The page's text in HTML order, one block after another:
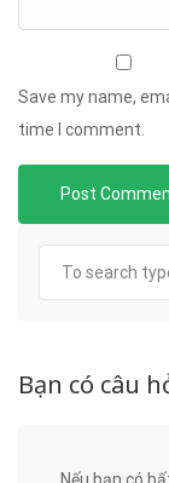
Save my name,
time I comment.
Bạn có câu